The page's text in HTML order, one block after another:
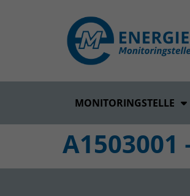
MONITORINGSTELLE